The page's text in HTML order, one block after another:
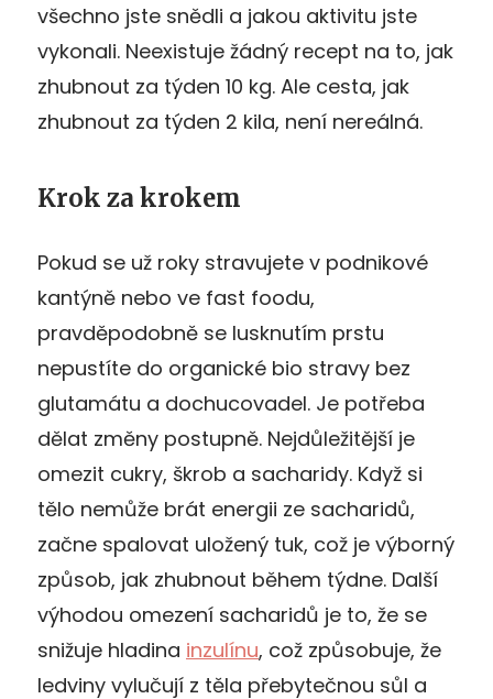
všechno jste snědli a jakou aktivitu jste
vykonali. Neexistuje žádný recept na to, jak
zhubnout za týden 10 kg. Ale cesta, jak
zhubnout za týden 2 kila, není nereálná.
Krok za krokem
Pokud se už roky stravujete v podnikové
kantýně nebo ve fast foodu,
pravděpodobně se lusknutím prstu
nepustíte do organické bio stravy bez
glutamátu a dochucovadel. Je potřeba
dělat změny postupně. Nejdůležitější je
omezit cukry, škrob a sacharidy. Když si
tělo nemůže brát energii ze sacharidů,
začne spalovat uložený tuk, což je výborný
způsob, jak zhubnout během týdne. Další
výhodou omezení sacharidů je to, že se
snižuje hladina inzulínu, což způsobuje, že
ledviny vylučují z těla přebytečnou sůl a